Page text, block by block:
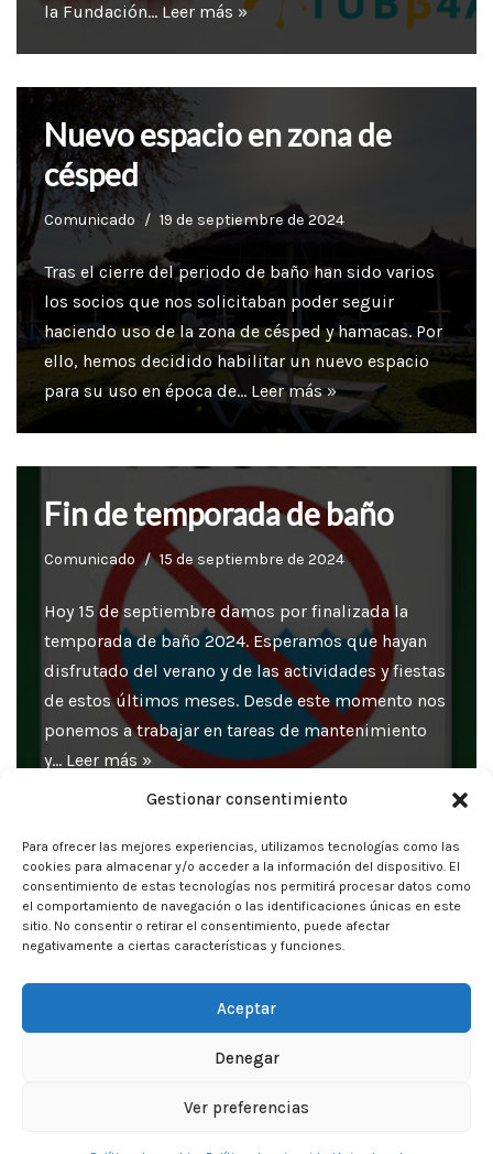
Gestionar consentimiento
Para ofrecer las mejores experiencias, utilizamos tecnologías como las
cookies para almacenar y/o acceder a la información del dispositivo. El
consentimiento de estas tecnologías nos permitirá procesar datos como
el comportamiento de navegación o las identificaciones únicas en este
sitio. No consentir o retirar el consentimiento, puede afectar
negativamente a ciertas características y funciones.
Aceptar
Denegar
Ver preferencias
la Fundación… Leer más »
Nuevo espacio en zona de
césped
Comunicado 19 de septiembre de 2024
Tras el cierre del periodo de baño han sido varios
los socios que nos solicitaban poder seguir
haciendo uso de la zona de césped y hamacas. Por
ello, hemos decidido habilitar un nuevo espacio
para su uso en época de… Leer más »
Fin de temporada de baño
Comunicado 15 de septiembre de 2024
Hoy 15 de septiembre damos por finalizada la
temporada de baño 2024. Esperamos que hayan
disfrutado del verano y de las actividades y fiestas
de estos últimos meses. Desde este momento nos
ponemos a trabajar en tareas de mantenimiento
y… Leer más »
1 2 3 … 11